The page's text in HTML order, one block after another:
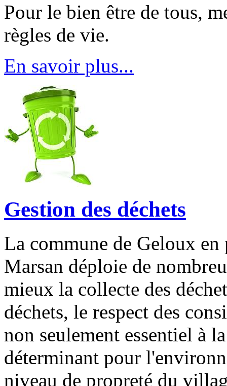
Pour le bien être de tous,
règles de vie.
En savoir plus...
Gestion des déchets
La commune de Geloux
Marsan déploie de
mieux la collecte des
déchets, le respect des
non seulement essentiel à
déterminant pour
niveau de propreté du